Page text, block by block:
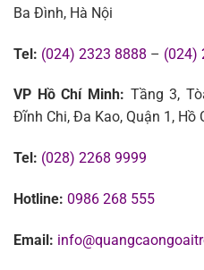
Ba Đình, Hà Nội
Tel: (024) 2323 8888 – (024)
VP Hồ Chí Minh: Tầng 3,
Đĩnh Chi, Đa Kao, Quận 1, Hồ
Tel: (028) 2268 9999
Hotline: 0986 268 555
Email: